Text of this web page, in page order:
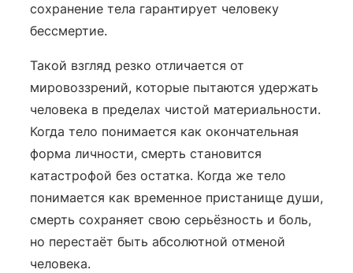
сохранение тела гарантирует человеку
бессмертие.
Такой взгляд резко отличается от
мировоззрений, которые пытаются удержать
человека в пределах чистой материальности.
Когда тело понимается как окончательная
форма личности, смерть становится
катастрофой без остатка. Когда же тело
понимается как временное пристанище души,
смерть сохраняет свою серьёзность и боль,
но перестаёт быть абсолютной отменой
человека.